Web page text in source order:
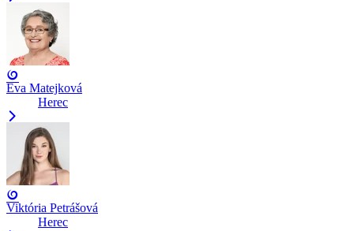
Eva Matejková
Herec
Viktória Petrášová
Herec